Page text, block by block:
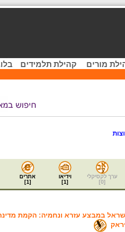
מורים קהילת תלמידים
ערך לקסיקלי
[
0
]
וידיאו
[
1
]
אתרים
[
1
]
במבצע עזרא ונחמיה: הקמת